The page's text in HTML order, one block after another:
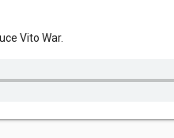
Vito War.